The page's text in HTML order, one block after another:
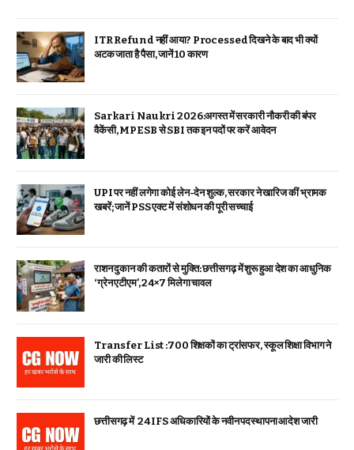
ITR Refund नहीं आया? Processed दिखने के बाद भी क्यों
अटक जाता है पैसा, जानें 10 कारण
Sarkari Naukri 2026:अगस्त में सरकारी नौकरी की बंपर
वैकेंसी, MPESB से SBI तक इन पदों पर करें आवेदन
UPI पर नहीं लगेगा कोई लेन-देन शुल्क, सरकार ने खारिज कीं भ्रामक
खबरें; जानें PSS एक्ट में संशोधन की पूरी सच्चाई
राशन दुकान की कतारों से मुक्ति: छत्तीसगढ़ में शुरू हुआ देश का आधुनिक
‘ग्रेन एटीएम’, 24×7 मिलेगा चावल
Transfer List :700 शिक्षकों का ट्रांसफर, स्कूल शिक्षा विभाग ने
जारी की लिस्ट
छत्तीसगढ़ में 24 IFS अधिकारियों के नवीन पदस्थापना आदेश जारी